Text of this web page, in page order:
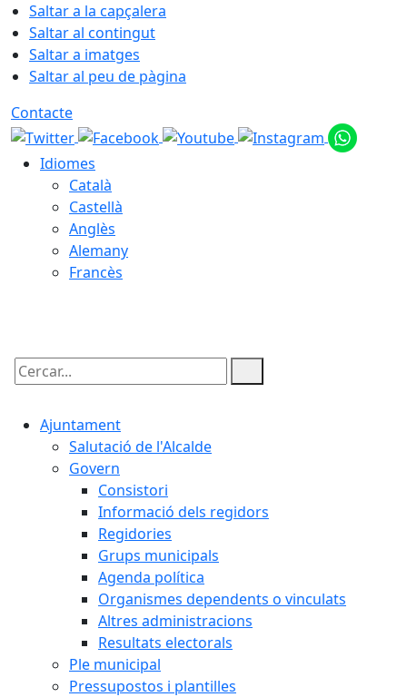
Saltar a la capçalera
Saltar al contingut
Saltar a imatges
Saltar al peu de pàgina
Contacte
Idiomes
Català
Castellà
Anglès
Alemany
Francès
Cercar:
Ajuntament
Salutació de l'Alcalde
Govern
Consistori
Informació dels regidors
Regidories
Grups municipals
Agenda política
Organismes dependents o vinculats
Altres administracions
Resultats electorals
Ple municipal
Pressupostos i plantilles